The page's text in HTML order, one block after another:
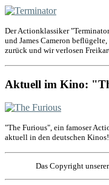
Der Actionklassiker
und James Cameron
zurück und wir verlosen
Aktuell im Kino:
"The Furious", ein famoser
aktuell in den deutschen
Das Copyright